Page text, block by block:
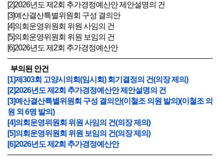
[2]2026년도 제2회 추가경정예산안 제안설명의 건
[3]예산결산특별위원회 구성 결의안
[4]의회운영위원회 위원 사임의 건
[5]의회운영위원회 위원 보임의 건
[6]2026년도 제2회 추가경정예산안
부의된 안건
[1]제303회 고양시의회(임시회) 회기결정의 건(의장 제의)
[2]2026년도 제2회 추가경정예산안 제안설명의 건
[3]예산결산특별위원회 구성 결의안(이철조 의원 발의)(이철조 의
원 외 6명 발의)
[4]의회운영위원회 위원 사임의 건(의장 제의)
[5]의회운영위원회 위원 보임의 건(의장 제의)
[6]2026년도 제2회 추가경정예산안